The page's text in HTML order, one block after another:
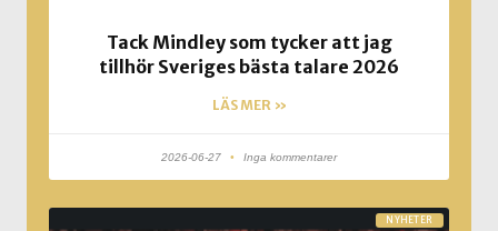
Tack Mindley som tycker att jag
tillhör Sveriges bästa talare 2026
LÄS MER »
2026-06-27 Inga kommentarer
NYHETER